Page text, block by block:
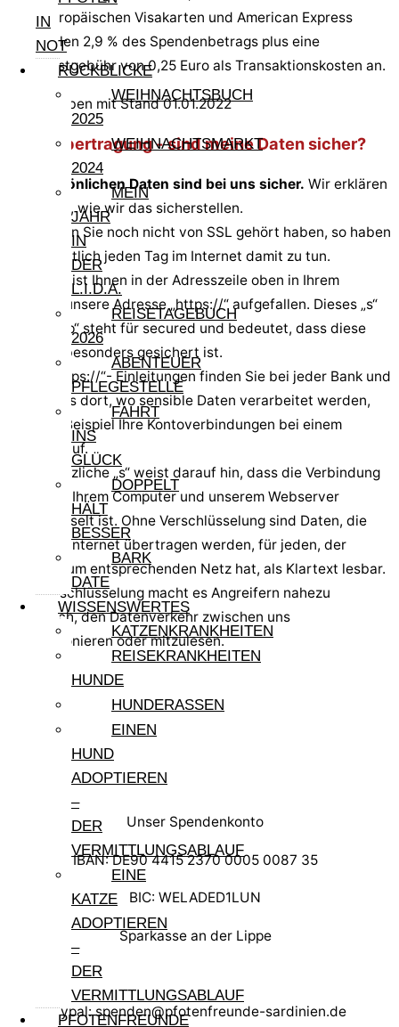
IN
NOT
RÜCKBLICKE
WEIHNACHTSBUCH
2025
WEIHNACHTSMARKT
2024
MEIN
JAHR
IN
DER
L.I.D.A.
REISETAGEBUCH
2026
ABENTEUER
PFLEGESTELLE
FAHRT
INS
GLÜCK
DOPPELT
HÄLT
BESSER
BARK
DATE
WISSENSWERTES
KATZENKRANKHEITEN
REISEKRANKHEITEN
HUNDE
HUNDERASSEN
EINEN
HUND
ADOPTIEREN
–
DER
VERMITTLUNGSABLAUF
EINE
KATZE
ADOPTIEREN
–
DER
VERMITTLUNGSABLAUF
PFOTENFREUNDE
europäischen Visakarten und American Express
fallen 2,9 % des Spendenbetrags plus eine
Festgebühr von 0,25 Euro als Transaktionskosten an.
Alle Angaben mit Stand 01.01.2022
Datenübertragung - sind meine Daten sicher?
Ihre persönlichen Daten sind bei uns sicher. Wir erklären
Ihnen hier, wie wir das sicherstellen.
Auch wenn Sie noch nicht von SSL gehört haben, so haben
Sie vermutlich jeden Tag im Internet damit zu tun.
Bestimmt ist Ihnen in der Adresszeile oben in Ihrem
Browser unsere Adresse „https://“ aufgefallen. Dieses „s“
nach „http“ steht für secured und bedeutet, dass diese
Adresse besonders gesichert ist.
Diese „https://“- Einleitungen finden Sie bei jeder Bank und
besonders dort, wo sensible Daten verarbeitet werden,
wie zum Beispiel Ihre Kontoverbindungen bei einem
Online-Kauf.
Das zusätzliche „s“ weist darauf hin, dass die Verbindung
zwischen Ihrem Computer und unserem Webserver
verschlüsselt ist. Ohne Verschlüsselung sind Daten, die
über das Internet übertragen werden, für jeden, der
Zugang zum entsprechenden Netz hat, als Klartext lesbar.
Eine Verschlüsselung macht es Angreifern nahezu
unmöglich, den Datenverkehr zwischen uns
auszuspionieren oder mitzulesen.
Unser Spendenkonto
IBAN: DE90 4415 2370 0005 0087 35
BIC: WELADED1LUN
Sparkasse an der Lippe
Paypal: spenden@pfotenfreunde-sardinien.de